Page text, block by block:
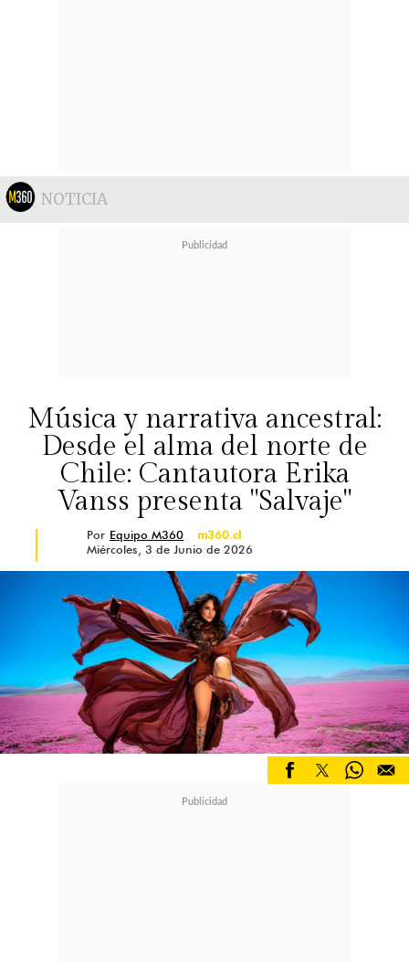
NOTICIA
Música y narrativa ancestral:
Desde el alma del norte de
Chile: Cantautora Erika
Vanss presenta "Salvaje"
Por Equipo M360
m360.cl
Miércoles, 3 de Junio de 2026